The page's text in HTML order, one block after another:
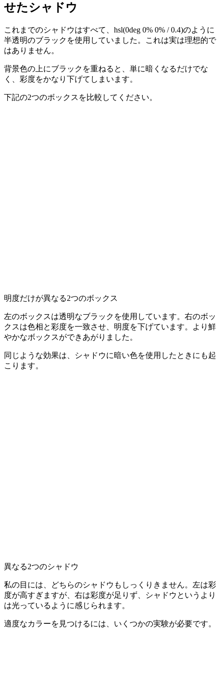
せたシャドウ
これまでのシャドウはすべて、 hsl(0deg 0% 0% / 0.4)のように
半透明のブラックを使用していました。これは実は理想的で
はありません。
背景色の上にブラックを重ねると、単に暗くなるだけでな
く、彩度をかなり下げてしまいます。
下記の2つのボックスを比較してください。
明度だけが異なる2つのボックス
左のボックスは透明なブラックを使用しています。右のボッ
クスは色相と彩度を一致させ、明度を下げています。より鮮
やかなボックスができあがりました。
同じような効果は、シャドウに暗い色を使用したときにも起
こります。
異なる2つのシャドウ
私の目には、どちらのシャドウもしっくりきません。左は彩
度が高すぎますが、右は彩度が足りず、シャドウというより
は光っているように感じられます。
適度なカラーを見つけるには、いくつかの実験が必要です。